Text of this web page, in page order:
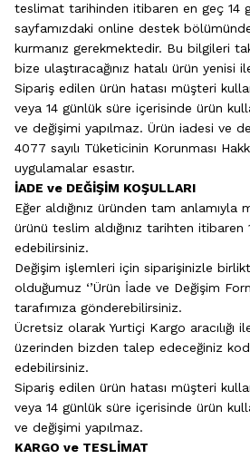
teslimat tarihinden itibaren en geç 14
sayfamızdaki online destek
kurmanız gerekmektedir. Bu bilgileri
bize ulaştıracağınız hatalı ürün yenisi
Sipariş edilen ürün hatası müşteri
veya 14 günlük süre içerisinde ürün
ve değişimi yapılmaz. Ürün iadesi ve
4077 sayılı Tüketicinin Korunması
uygulamalar esastır.
İADE ve DEĞİŞİM KOŞULLARI
Eğer aldığınız üründen tam anlamıyla
ürünü teslim aldığınız tarihten itibaren
edebilirsiniz.​
Değişim işlemleri için siparişinizle
olduğumuz ‘’Ürün İade ve Değişim
tarafımıza gönderebilirsiniz.
Ücretsiz olarak Yurtiçi Kargo aracılığı
üzerinden bizden talep edeceğiniz
edebilirsiniz.
Sipariş edilen ürün hatası müşteri
veya 14 günlük süre içerisinde ürün
ve değişimi yapılmaz.
KARGO ve TESLİMAT